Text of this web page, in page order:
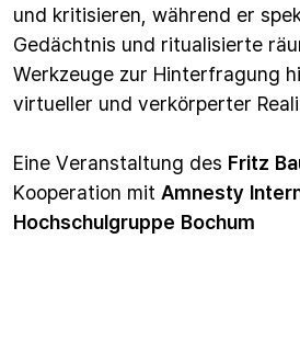
und kritisieren, während er
Gedächtnis und ritualisierte
Werkzeuge zur Hinterfragung
virtueller und verkörperter
Eine Veranstaltung des Fritz
Kooperation mit Amnesty
Hochschulgruppe Bochum